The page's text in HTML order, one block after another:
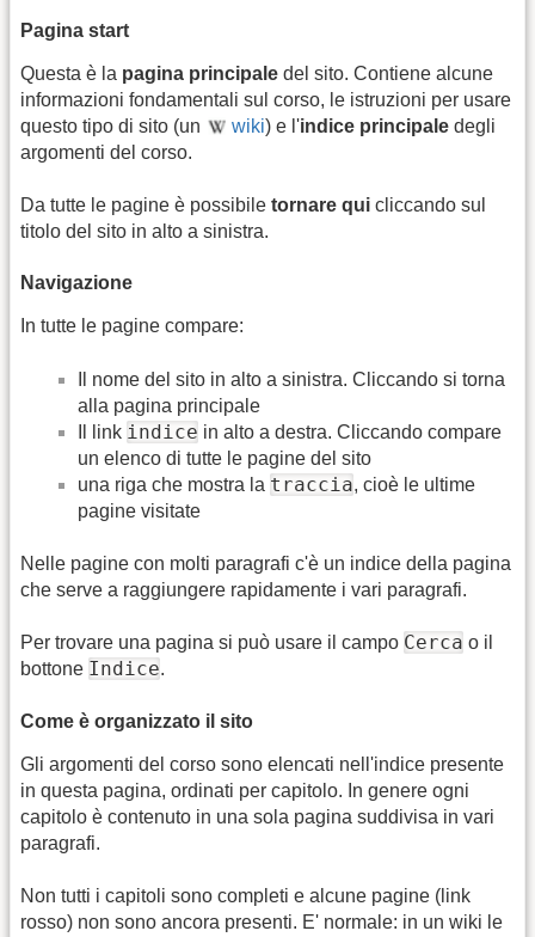
Pagina start
Questa è la pagina principale del sito. Contiene alcune
informazioni fondamentali sul corso, le istruzioni per usare
questo tipo di sito (un
wiki) e l'indice principale degli
argomenti del corso.
Da tutte le pagine è possibile tornare qui cliccando sul
titolo del sito in alto a sinistra.
Navigazione
In tutte le pagine compare:
Il nome del sito in alto a sinistra. Cliccando si torna
alla pagina principale
Il link indice in alto a destra. Cliccando compare
un elenco di tutte le pagine del sito
una riga che mostra la traccia, cioè le ultime
pagine visitate
Nelle pagine con molti paragrafi c'è un indice della pagina
che serve a raggiungere rapidamente i vari paragrafi.
Per trovare una pagina si può usare il campo Cerca o il
bottone Indice.
Come è organizzato il sito
Gli argomenti del corso sono elencati nell'indice presente
in questa pagina, ordinati per capitolo. In genere ogni
capitolo è contenuto in una sola pagina suddivisa in vari
paragrafi.
Non tutti i capitoli sono completi e alcune pagine (link
rosso) non sono ancora presenti. E' normale: in un wiki le